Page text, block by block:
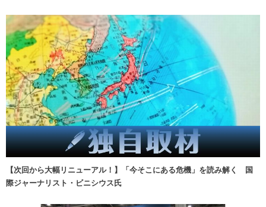
【次回から大幅リニューアル！】「今そこにある危機」を読み解く 国
際ジャーナリスト・ビニシウス氏